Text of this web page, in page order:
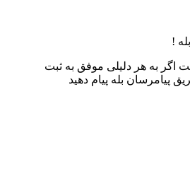
!
اگر به هر دلیلی موفق به ثبت
پیامرسان بله پیام دهید